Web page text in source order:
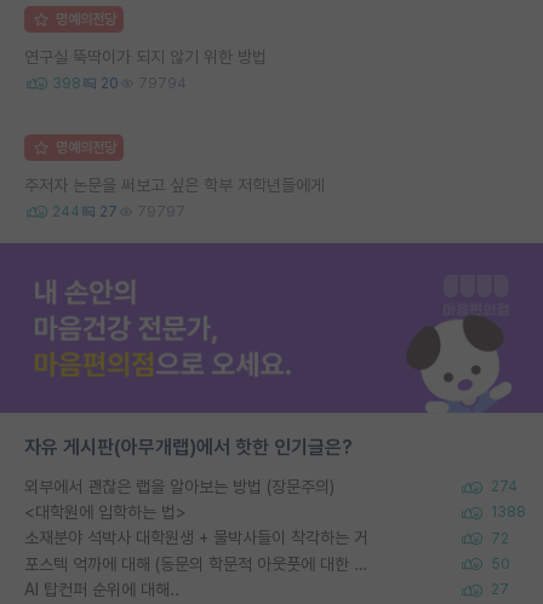
명예의전당
연구실 뚝딱이가 되지 않기 위한 방법
398 20 79794
명예의전당
주저자 논문을 써보고 싶은 학부 저학년들에게
244 27 79797
자유 게시판(아무개랩)에서 핫한 인기글은?
외부에서 괜찮은 랩을 알아보는 방법 (장문주의) 274
<대학원에 입학하는 법> 1388
소재분야 석박사 대학원생 + 물박사들이 착각하는 거 72
포스텍 억까에 대해 (동문의 학문적 아웃풋에 대한 반박) 50
AI 탑컨퍼 순위에 대해.. 27